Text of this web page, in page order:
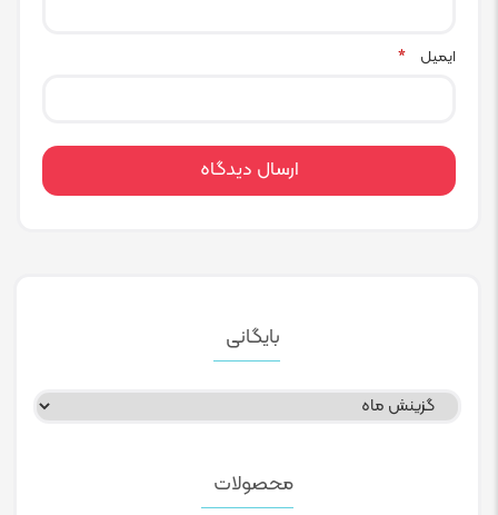
ایمیل *
بایگانی
بایگانی
محصولات